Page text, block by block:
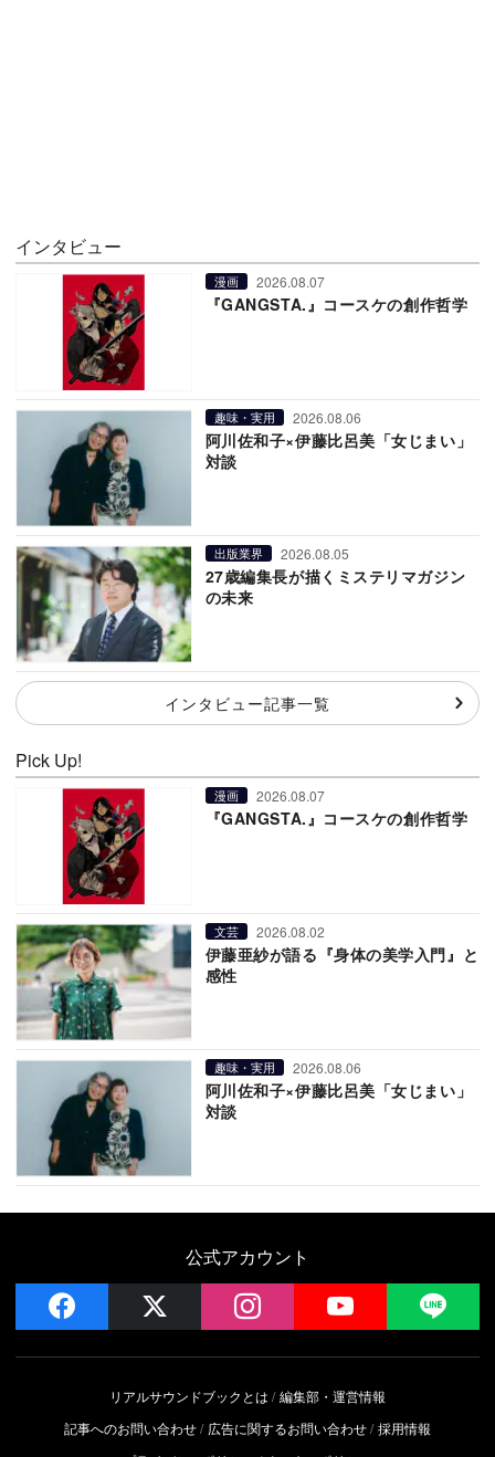
インタビュー
漫画 2026.08.07
『GANGSTA.』コースケの創作哲学
趣味・実用 2026.08.06
阿川佐和子×伊藤比呂美「女じまい」
対談
出版業界 2026.08.05
27歳編集長が描くミステリマガジン
の未来
インタビュー記事一覧
Pick Up!
漫画 2026.08.07
『GANGSTA.』コースケの創作哲学
文芸 2026.08.02
伊藤亜紗が語る『身体の美学入門』と
感性
趣味・実用 2026.08.06
阿川佐和子×伊藤比呂美「女じまい」
対談
公式アカウント
facebook instagram YouTube
リアルサウンドブックとは
編集部・運営情報
記事へのお問い合わせ
広告に関するお問い合わせ 採用情報